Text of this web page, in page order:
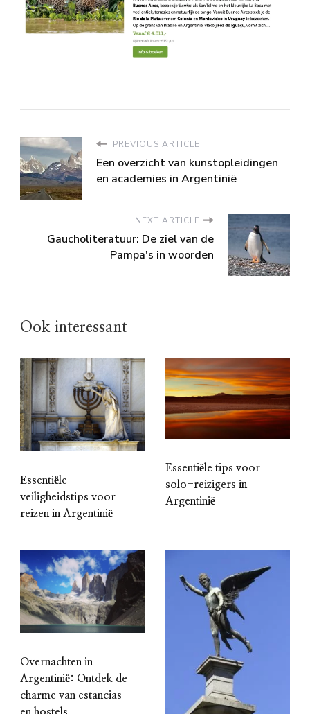
PREVIOUS ARTICLE
Een overzicht van kunstopleidingen
en academies in Argentinië
NEXT ARTICLE
Gaucholiteratuur: De ziel van de
Pampa's in woorden
Ook interessant
Essentiële
veiligheidstips voor
reizen in Argentinië
Essentiële tips voor
solo-reizigers in
Argentinië
Overnachten in
Argentinië: Ontdek de
charme van estancias